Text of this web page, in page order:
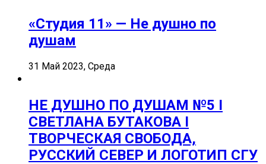
«Студия 11» — Не душно по
душам
31 Май 2023, Среда
НЕ ДУШНО ПО ДУШАМ №5 I
СВЕТЛАНА БУТАКОВА I
ТВОРЧЕСКАЯ СВОБОДА,
РУССКИЙ СЕВЕР И ЛОГОТИП СГУ